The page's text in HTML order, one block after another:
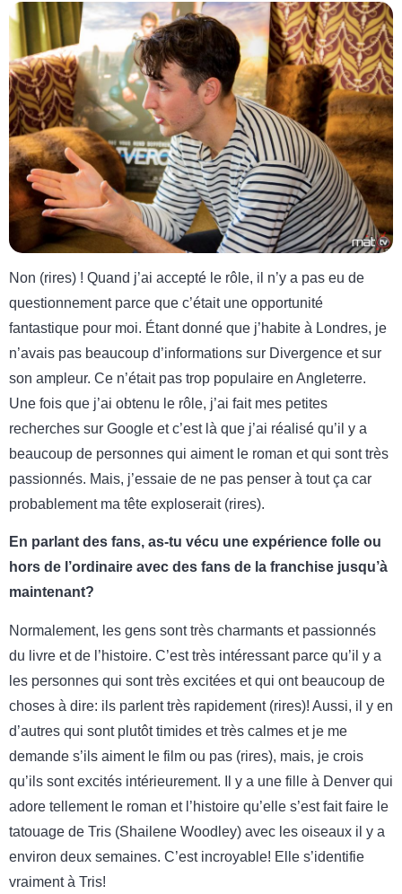
Non (rires) ! Quand j’ai accepté le rôle, il n’y a pas eu de
questionnement parce que c’était une opportunité
fantastique pour moi. Étant donné que j’habite à Londres, je
n’avais pas beaucoup d’informations sur Divergence et sur
son ampleur. Ce n’était pas trop populaire en Angleterre.
Une fois que j’ai obtenu le rôle, j’ai fait mes petites
recherches sur Google et c’est là que j’ai réalisé qu’il y a
beaucoup de personnes qui aiment le roman et qui sont très
passionnés. Mais, j’essaie de ne pas penser à tout ça car
probablement ma tête exploserait (rires).
En parlant des fans, as-tu vécu une expérience folle ou
hors de l’ordinaire avec des fans de la franchise jusqu’à
maintenant?
Normalement, les gens sont très charmants et passionnés
du livre et de l’histoire. C’est très intéressant parce qu’il y a
les personnes qui sont très excitées et qui ont beaucoup de
choses à dire: ils parlent très rapidement (rires)! Aussi, il y en
d’autres qui sont plutôt timides et très calmes et je me
demande s’ils aiment le film ou pas (rires), mais, je crois
qu’ils sont excités intérieurement. Il y a une fille à Denver qui
adore tellement le roman et l’histoire qu’elle s’est fait faire le
tatouage de Tris (Shailene Woodley) avec les oiseaux il y a
environ deux semaines. C’est incroyable! Elle s’identifie
vraiment à Tris!